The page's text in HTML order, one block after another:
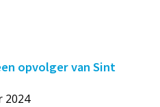
opvolger van Sint
2024